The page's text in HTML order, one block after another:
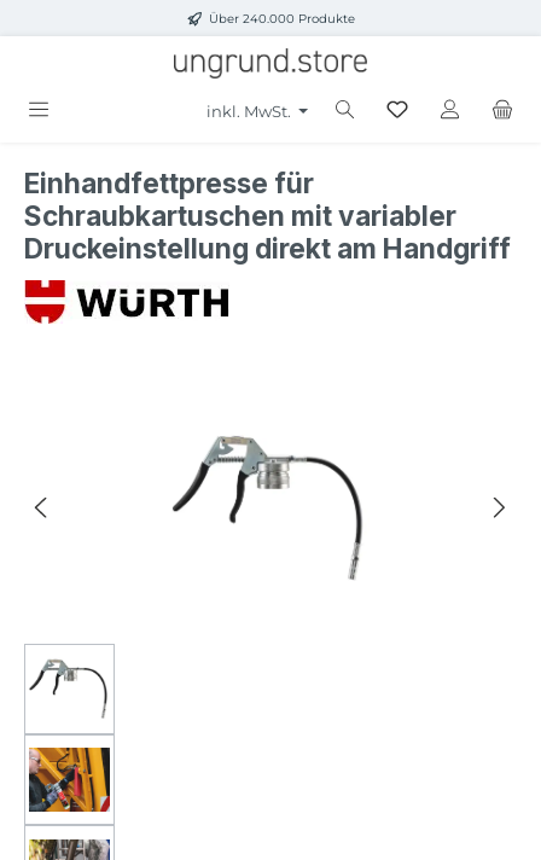
Zum Hauptinhalt springenÜber 240.000 Produkte
inkl. MwSt.
Einhandfettpresse für
Schraubkartuschen mit variabler
Druckeinstellung direkt am Handgriff